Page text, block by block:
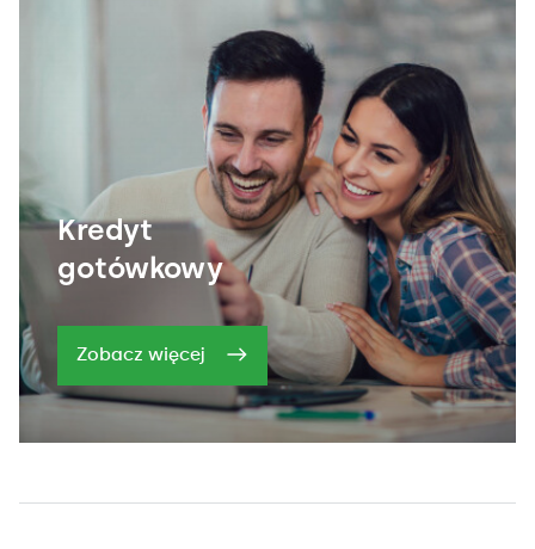
Kredyt
gotówkowy
Zobacz więcej